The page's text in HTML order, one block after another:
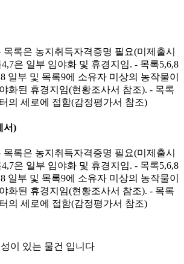
록은 농지취득자격증명 필요(미제출시
은 일부 임야화 및 휴경지임. - 목록5,6,8
일부 및 목록9에 소유자 미상의 농작물이
화된 휴경지임(현황조사서 참조). - 목록
의 세로에 접함(감정평가서 참조)
서)
록은 농지취득자격증명 필요(미제출시
은 일부 임야화 및 휴경지임. - 목록5,6,8
일부 및 목록9에 소유자 미상의 농작물이
화된 휴경지임(현황조사서 참조). - 목록
의 세로에 접함(감정평가서 참조)
이 있는 물건 입니다